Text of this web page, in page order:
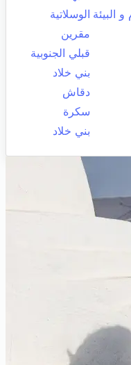
البيئة الوسلاتية
مقرين
قبلي الجنوبية
بني خلاد
دقاش
سكرة
بني خلاد